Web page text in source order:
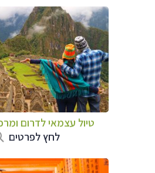
טיול עצמאי לדרום
לחץ לפרטים